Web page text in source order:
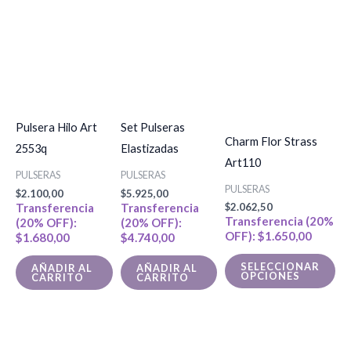
Pulsera Hilo Art
2553q
PULSERAS
$2.100,00
Transferencia
(20% OFF):
$1.680,00
AÑADIR AL
CARRITO
Set Pulseras
Elastizadas
PULSERAS
$5.925,00
Transferencia
(20% OFF):
$4.740,00
AÑADIR AL
CARRITO
Charm Flor Strass
Art110
PULSERAS
$2.062,50
Transferencia (20%
OFF): $1.650,00
SELECCIONAR
OPCIONES